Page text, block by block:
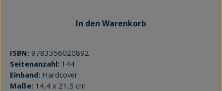
In den Warenkorb
ISBN: 9783356020892
Seitenanzahl: 144
Einband: Hardcover
Maße: 14,4 x 21,5 cm